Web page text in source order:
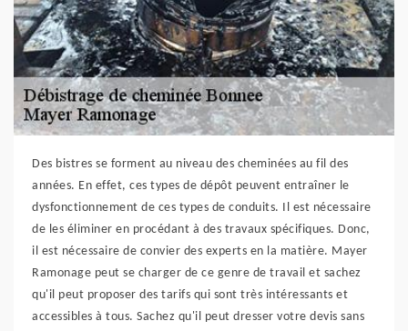
Des bistres se forment au niveau des cheminées au fil des
années. En effet, ces types de dépôt peuvent entraîner le
dysfonctionnement de ces types de conduits. Il est nécessaire
de les éliminer en procédant à des travaux spécifiques. Donc,
il est nécessaire de convier des experts en la matière. Mayer
Ramonage peut se charger de ce genre de travail et sachez
qu'il peut proposer des tarifs qui sont très intéressants et
accessibles à tous. Sachez qu'il peut dresser votre devis sans